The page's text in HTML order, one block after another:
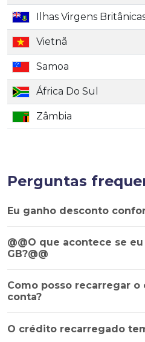
Ilhas Virgens
Vietnã
Samoa
África Do Sul
Zâmbia
Perguntas
Eu ganho desconto
@@O que acontece se
GB?@@
Como posso recarregar
conta?
O crédito recarregado